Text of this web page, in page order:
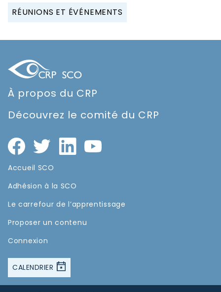
RÉUNIONS ET ÉVÉNEMENTS
À propos du CRP
Découvrez le comité du CRP
Accueil SCO
Adhésion à la SCO
Le carrefour de l’apprentissage
Proposer un contenu
Connexion
CALENDRIER